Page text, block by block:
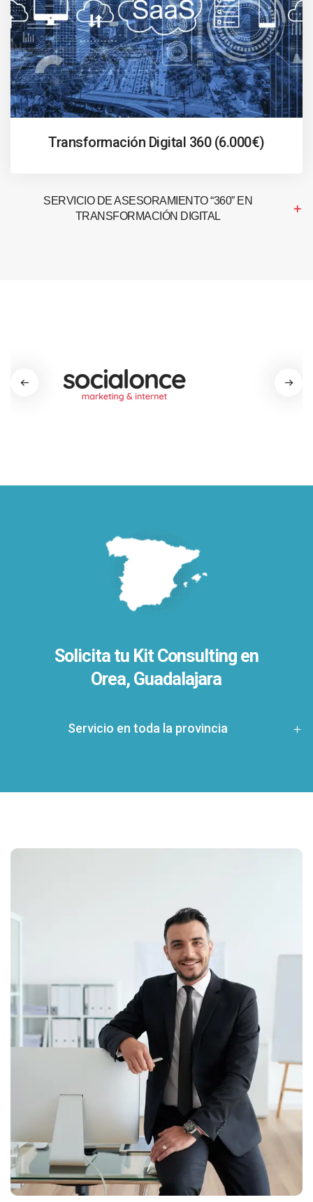
Transformación Digital 360 (6.000€)
SERVICIO DE ASESORAMIENTO “360” EN
TRANSFORMACIÓN DIGITAL
Solicita tu Kit Consulting en
Orea, Guadalajara
Servicio en toda la provincia